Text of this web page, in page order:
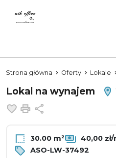
Strona główna Oferty Lokale
Lokal na wynajem
Dodaj do ulubionych
Drukuj
30.00 m² 40,00 zł/
ASO-LW-37492